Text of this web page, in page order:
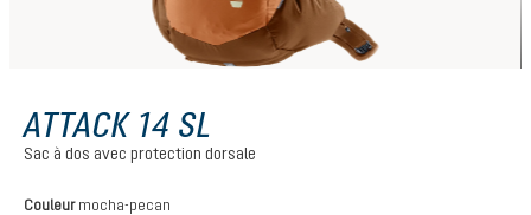
ATTACK 14 SL
Sac à dos avec protection dorsale
Sélectionnez
Couleur mocha-pecan